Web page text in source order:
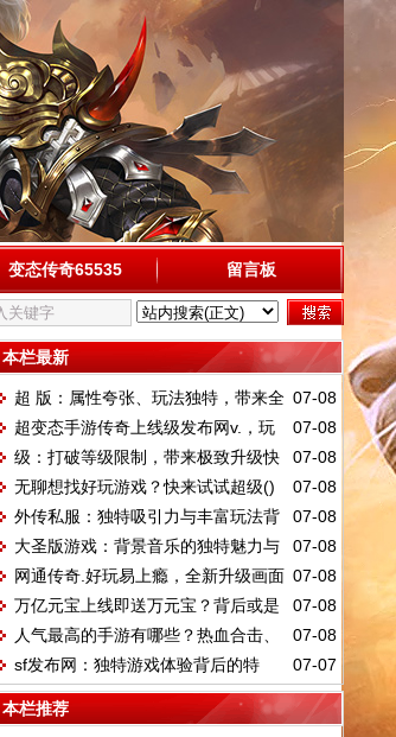
变态传奇65535 留言板
本栏最新
07-08
超 版：属性夸张、玩法独特，带来全
新体验
07-08
超变态手游传奇上线级发布网v.，玩
法超丰富
07-08
级：打破等级限制，带来极致升级快
感？
07-08
无聊想找好玩游戏？快来试试超级()
v.！附礼包码
07-08
外传私服：独特吸引力与丰富玩法背
后的危害？
07-08
大圣版游戏：背景音乐的独特魅力与
特色
07-08
网通传奇.好玩易上瘾，全新升级画面
超精彩
07-08
万亿元宝上线即送万元宝？背后或是
陷阱与欺诈
07-08
人气最高的手游有哪些？热血合击、
赤炎屠龙等你来玩
07-07
sf发布网：独特游戏体验背后的特
点、优势与潜在问题？
本栏推荐